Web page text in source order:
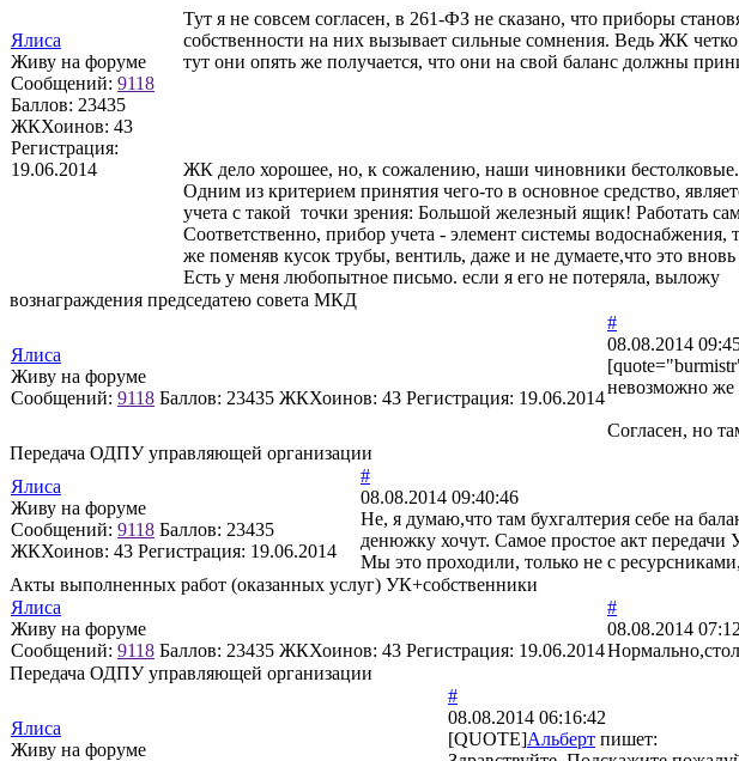
Ялиса
Живу на форуме
Сообщений: 9118
Баллов: 23435
ЖКХоинов: 43
Регистрация:
19.06.2014
Тут я не совсем согласен, в 261-ФЗ не сказано, что приборы
собственности на них вызывает сильные сомнения. Ведь ЖК
тут они опять же получается, что они на свой баланс должны
ЖК дело хорошее, но, к сожалению, наши чиновники бестолковые.
Одним из критерием принятия чего-то в основное средство,
учета с такой точки зрения: Большой железный ящик! Работать
Соответственно, прибор учета - элемент системы
же поменяв кусок трубы, вентиль, даже и не думаете,что это
Есть у меня любопытное письмо. если я его не потеряла, выложу
вознаграждения председатею совета МКД
Ялиса
Живу на форуме
Сообщений: 9118 Баллов: 23435 ЖКХоинов: 43 Регистрация: 19.06.2014
#
08.08.2014
невозможно же
Согласен, но
Передача ОДПУ управляющей организации
Ялиса
Живу на форуме
Сообщений: 9118 Баллов: 23435
ЖКХоинов: 43 Регистрация: 19.06.2014
#
08.08.2014 09:40:46
Не, я думаю,что там бухгалтерия себе на
денюжку хочут. Самое простое акт
Мы это проходили, только не с
Акты выполненных работ (оказанных услуг) УК+собственники
Ялиса
Живу на форуме
Сообщений: 9118 Баллов: 23435 ЖКХоинов: 43 Регистрация: 19.06.2014
#
08.08.2014
Передача ОДПУ управляющей организации
Ялиса
Живу на форуме
#
08.08.2014 06:16:42
[QUOTE]Альберт пишет: